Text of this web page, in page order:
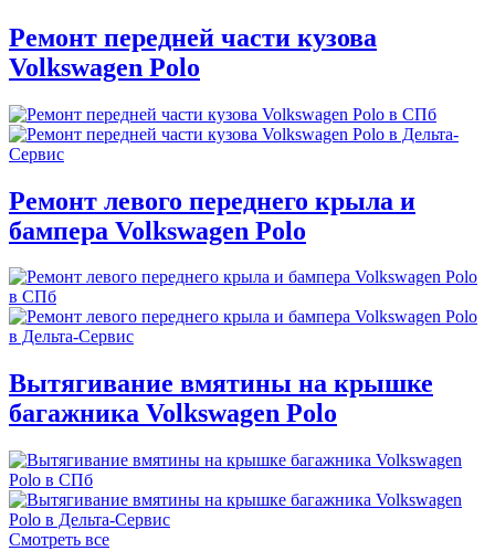
Ремонт передней части кузова
Volkswagen Polo
Ремонт левого переднего крыла и
бампера Volkswagen Polo
Вытягивание вмятины на крышке
багажника Volkswagen Polo
Смотреть все